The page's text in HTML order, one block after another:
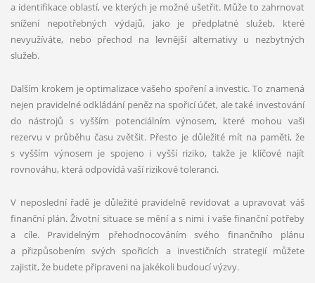
a identifikace oblastí, ve kterých je možné ušetřit. Může to zahrnovat
snížení nepotřebných výdajů, jako je předplatné služeb, které
nevyužíváte, nebo přechod na levnější alternativy u nezbytných
služeb.
Dalším krokem je optimalizace vašeho spoření a investic. To znamená
nejen pravidelné odkládání peněz na spořicí účet, ale také investování
do nástrojů s vyšším potenciálním výnosem, které mohou vaši
rezervu v průběhu času zvětšit. Přesto je důležité mít na paměti, že
s vyšším výnosem je spojeno i vyšší riziko, takže je klíčové najít
rovnováhu, která odpovídá vaší rizikové toleranci.
V neposlední řadě je důležité pravidelně revidovat a upravovat váš
finanční plán. Životní situace se mění a s nimi i vaše finanční potřeby
a cíle. Pravidelným přehodnocováním svého finančního plánu
a přizpůsobením svých spořicích a investičních strategií můžete
zajistit, že budete připraveni na jakékoli budoucí výzvy.